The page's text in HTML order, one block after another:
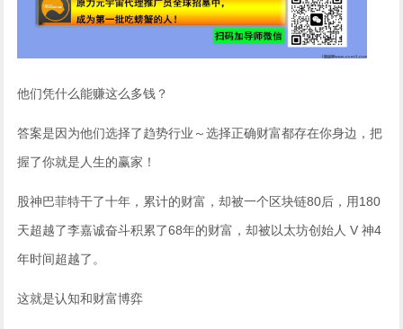
他们凭什么能赚这么多钱？
答案是因为他们选择了趋势行业～选择正确财富都存在你身边，把
握了你就是人生的赢家！
股神巴菲特干了十年，累计的财富，却被一个区块链80后，用180
天超越了李嘉诚奋斗积累了68年的财富，却被以太坊创始人 V 神4
年时间超越了。
这就是认知和财富博弈